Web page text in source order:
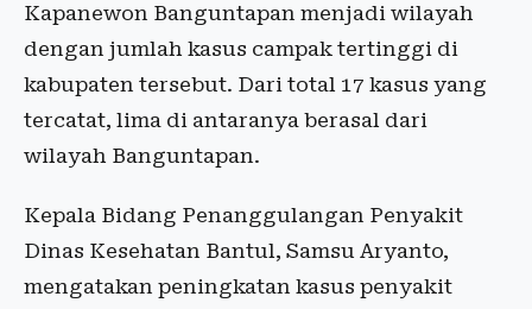
Kapanewon Banguntapan menjadi wilayah
dengan jumlah kasus campak tertinggi di
kabupaten tersebut. Dari total 17 kasus yang
tercatat, lima di antaranya berasal dari
wilayah Banguntapan.
Kepala Bidang Penanggulangan Penyakit
Dinas Kesehatan Bantul, Samsu Aryanto,
mengatakan peningkatan kasus penyakit